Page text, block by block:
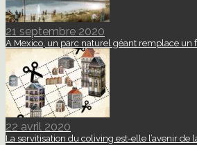
21 septembre 2020
A Mexico, un parc naturel géant remplace un
22 avril 2020
La servitisation du coliving est-elle l’avenir de